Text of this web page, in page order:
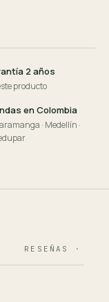
2 años
producto
en Colombia
· Medellín ·
RESEÑAS · 124